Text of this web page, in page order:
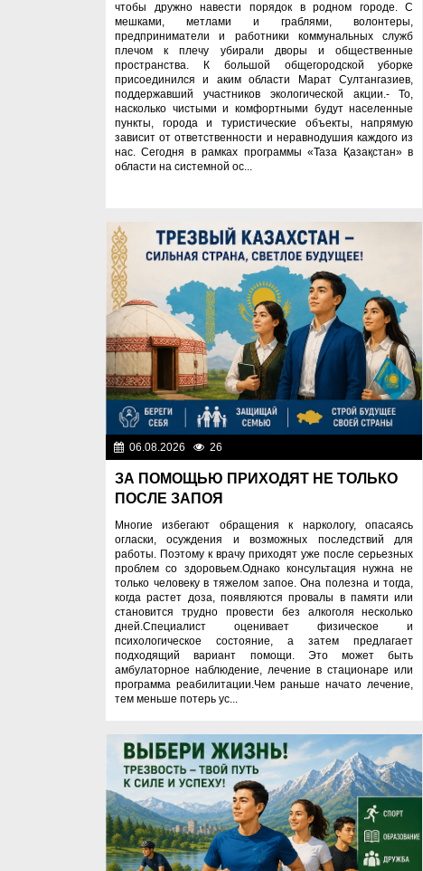
чтобы дружно навести порядок в родном городе. С
мешками, метлами и граблями, волонтеры,
предприниматели и работники коммунальных служб
плечом к плечу убирали дворы и общественные
пространства. К большой общегородской уборке
присоединился и аким области Марат Султангазиев,
поддержавший участников экологической акции.- То,
насколько чистыми и комфортными будут населенные
пункты, города и туристические объекты, напрямую
зависит от ответственности и неравнодушия каждого из
нас. Сегодня в рамках программы «Таза Қазақстан» в
области на системной ос...
06.08.2026 26
ЗА ПОМОЩЬЮ ПРИХОДЯТ НЕ ТОЛЬКО
ПОСЛЕ ЗАПОЯ
Многие избегают обращения к наркологу, опасаясь
огласки, осуждения и возможных последствий для
работы. Поэтому к врачу приходят уже после серьезных
проблем со здоровьем.Однако консультация нужна не
только человеку в тяжелом запое. Она полезна и тогда,
когда растет доза, появляются провалы в памяти или
становится трудно провести без алкоголя несколько
дней.Специалист оценивает физическое и
психологическое состояние, а затем предлагает
подходящий вариант помощи. Это может быть
амбулаторное наблюдение, лечение в стационаре или
программа реабилитации.Чем раньше начато лечение,
тем меньше потерь ус...